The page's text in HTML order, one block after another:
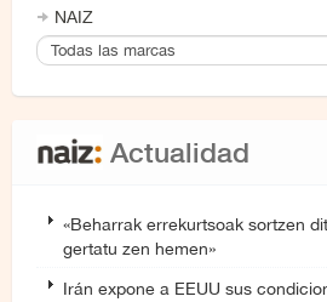
NAIZ
Actualidad
«Beharrak errekurtsoak sortzen
gertatu zen hemen»
Irán expone a EEUU sus